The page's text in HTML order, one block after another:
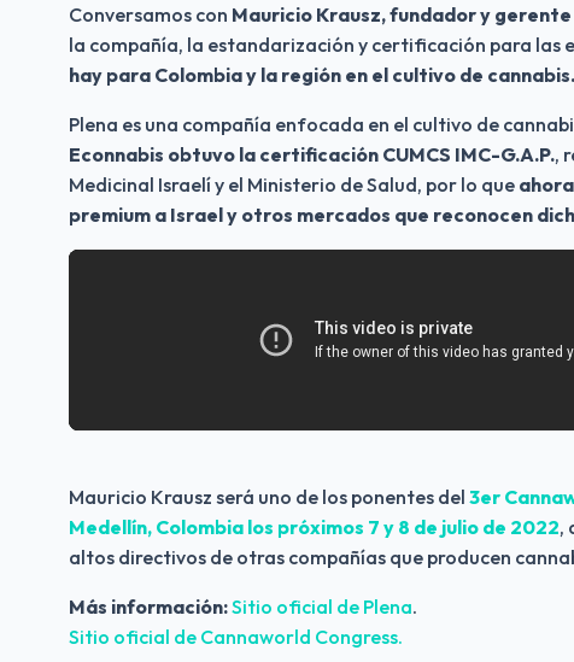
Conversamos con Mauricio Krausz, fundador y
la compañía, la estandarización y certificación para las
hay para Colombia y la región en el cultivo de cannabis.
Econnabis obtuvo la certificación CUMCS IMC-G.A.P.,
Medicinal Israelí y el Ministerio de Salud, por lo que
premium a Israel y otros mercados que reconocen
Mauricio Krausz será uno de los ponentes del 3er
Medellín, Colombia los próximos 7 y 8 de julio de 2022,
altos directivos de otras compañías que producen
Más información:Sitio oficial de Plena.
Sitio oficial de Cannaworld Congress.